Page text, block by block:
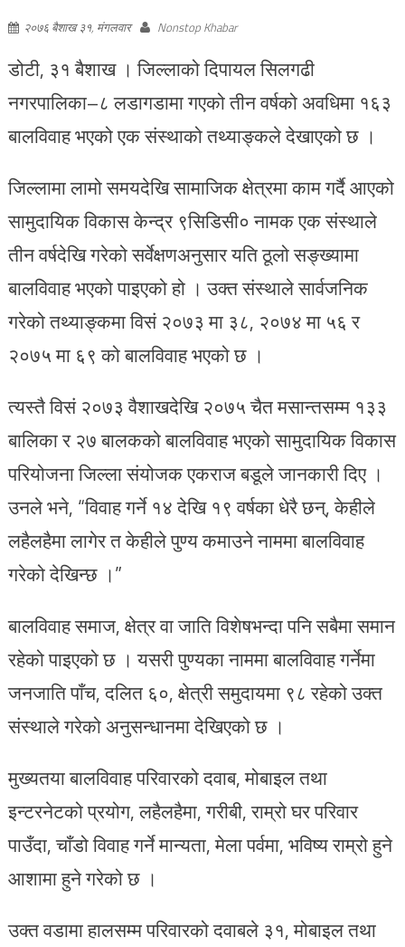
२०७६ बैशाख ३१, मंगलवार Nonstop Khabar
डोटी, ३१ बैशाख । जिल्लाको दिपायल सिलगढी
नगरपालिका–८ लडागडामा गएको तीन वर्षको अवधिमा १६३
बालविवाह भएको एक संस्थाको तथ्याङ्कले देखाएको छ ।
जिल्लामा लामो समयदेखि सामाजिक क्षेत्रमा काम गर्दै आएको
सामुदायिक विकास केन्द्र ९सिडिसी० नामक एक संस्थाले
तीन वर्षदेखि गरेको सर्वेक्षणअनुसार यति ठूलो सङ्ख्यामा
बालविवाह भएको पाइएको हो । उक्त संस्थाले सार्वजनिक
गरेको तथ्याङ्कमा विसं २०७३ मा ३८, २०७४ मा ५६ र
२०७५ मा ६९ को बालविवाह भएको छ ।
त्यस्तै विसं २०७३ वैशाखदेखि २०७५ चैत मसान्तसम्म १३३
बालिका र २७ बालकको बालविवाह भएको सामुदायिक विकास
परियोजना जिल्ला संयोजक एकराज बडूले जानकारी दिए ।
उनले भने, “विवाह गर्ने १४ देखि १९ वर्षका धेरै छन्, केहीले
लहैलहैमा लागेर त केहीले पुण्य कमाउने नाममा बालविवाह
गरेको देखिन्छ ।”
बालविवाह समाज, क्षेत्र वा जाति विशेषभन्दा पनि सबैमा समान
रहेको पाइएको छ । यसरी पुण्यका नाममा बालविवाह गर्नेमा
जनजाति पाँच, दलित ६०, क्षेत्री समुदायमा ९८ रहेको उक्त
संस्थाले गरेको अनुसन्धानमा देखिएको छ ।
मुख्यतया बालविवाह परिवारको दवाब, मोबाइल तथा
इन्टरनेटको प्रयोग, लहैलहैमा, गरीबी, राम्रो घर परिवार
पाउँदा, चाँडो विवाह गर्ने मान्यता, मेला पर्वमा, भविष्य राम्रो हुने
आशामा हुने गरेको छ ।
उक्त वडामा हालसम्म परिवारको दवाबले ३१, मोबाइल तथा